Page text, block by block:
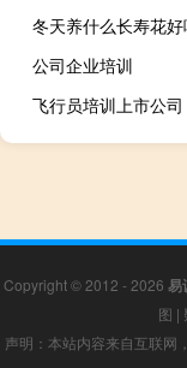
冬天养什么长寿花
公司企业培训
飞行员培训上市公司
Copyright © 2012 - 2026 易
图 |
声明：本站内容来自互联网